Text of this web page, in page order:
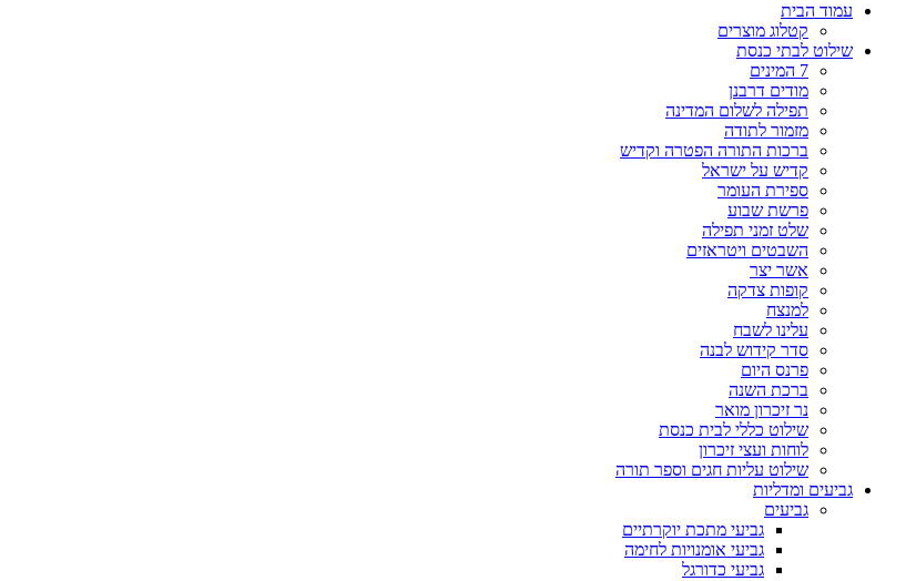
עמוד הבית
קטלוג מוצרים
שילוט לבתי כנסת
7 המינים
מודים דרבנן
תפילה לשלום המדינה
מזמור לתודה
ברכות התורה הפטרה וקדיש
קדיש על ישראל
ספירת העומר
פרשת שבוע
שלט זמני תפילה
השבטים ויטראזים
אשר יצר
קופות צדקה
למנצח
עלינו לשבח
סדר קידוש לבנה
פרנס היום
ברכת השנה
נר זיכרון מואר
שילוט כללי לבית כנסת
לוחות ועצי זיכרון
שילוט עליות חגים וספר תורה
גביעים ומדליות
גביעים
גביעי מתכת יוקרתיים
גביעי אומנויות לחימה
גביעי כדורגל